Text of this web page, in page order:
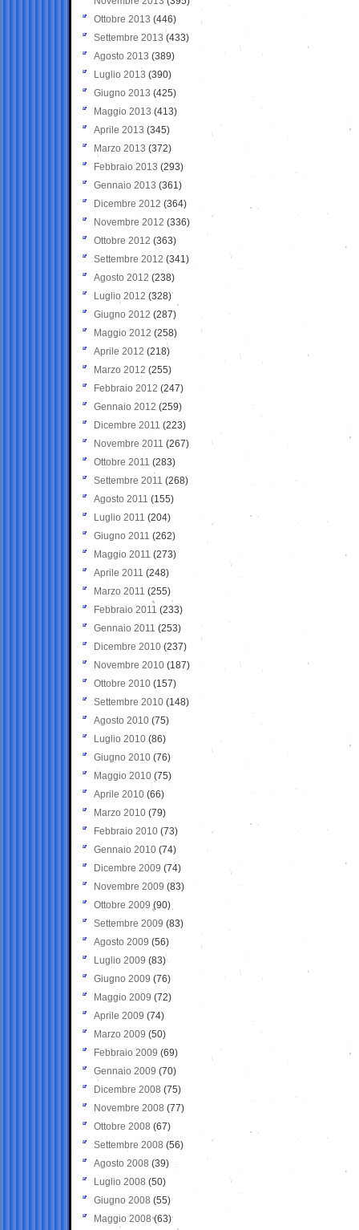
Ottobre 2013 (446)
Settembre 2013 (433)
Agosto 2013 (389)
Luglio 2013 (390)
Giugno 2013 (425)
Maggio 2013 (413)
Aprile 2013 (345)
Marzo 2013 (372)
Febbraio 2013 (293)
Gennaio 2013 (361)
Dicembre 2012 (364)
Novembre 2012 (336)
Ottobre 2012 (363)
Settembre 2012 (341)
Agosto 2012 (238)
Luglio 2012 (328)
Giugno 2012 (287)
Maggio 2012 (258)
Aprile 2012 (218)
Marzo 2012 (255)
Febbraio 2012 (247)
Gennaio 2012 (259)
Dicembre 2011 (223)
Novembre 2011 (267)
Ottobre 2011 (283)
Settembre 2011 (268)
Agosto 2011 (155)
Luglio 2011 (204)
Giugno 2011 (262)
Maggio 2011 (273)
Aprile 2011 (248)
Marzo 2011 (255)
Febbraio 2011 (233)
Gennaio 2011 (253)
Dicembre 2010 (237)
Novembre 2010 (187)
Ottobre 2010 (157)
Settembre 2010 (148)
Agosto 2010 (75)
Luglio 2010 (86)
Giugno 2010 (76)
Maggio 2010 (75)
Aprile 2010 (66)
Marzo 2010 (79)
Febbraio 2010 (73)
Gennaio 2010 (74)
Dicembre 2009 (74)
Novembre 2009 (83)
Ottobre 2009 (90)
Settembre 2009 (83)
Agosto 2009 (56)
Luglio 2009 (83)
Giugno 2009 (76)
Maggio 2009 (72)
Aprile 2009 (74)
Marzo 2009 (50)
Febbraio 2009 (69)
Gennaio 2009 (70)
Dicembre 2008 (75)
Novembre 2008 (77)
Ottobre 2008 (67)
Settembre 2008 (56)
Agosto 2008 (39)
Luglio 2008 (50)
Giugno 2008 (55)
Maggio 2008(63)